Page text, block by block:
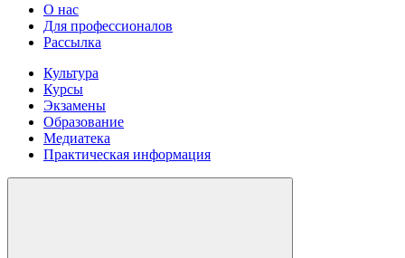
О нас
Для профессионалов
Рассылка
Культура
Курсы
Экзамены
Образование
Медиатека
Практическая информация